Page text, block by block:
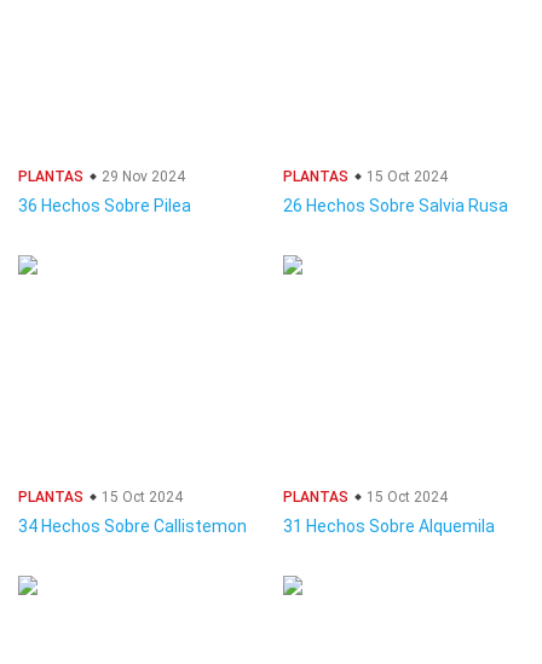
PLANTAS 29 Nov 2024
36 Hechos Sobre Pilea
PLANTAS 15 Oct 2024
26 Hechos Sobre Salvia Rusa
PLANTAS 15 Oct 2024
34 Hechos Sobre Callistemon
PLANTAS 15 Oct 2024
31 Hechos Sobre Alquemila